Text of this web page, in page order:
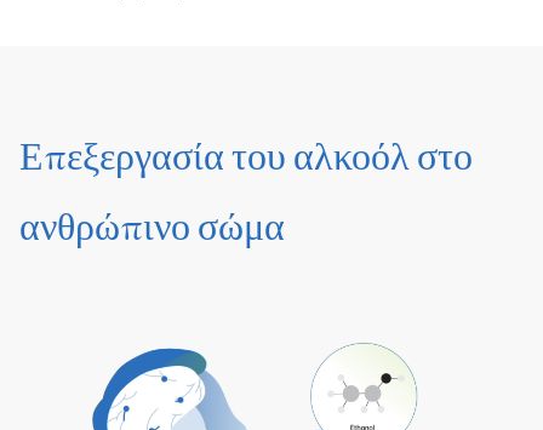
Επεξεργασία του αλκοόλ στο
ανθρώπινο σώμα